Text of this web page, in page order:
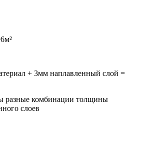
+ 3мм наплавленный слой =
разные комбинации толщины
слоев